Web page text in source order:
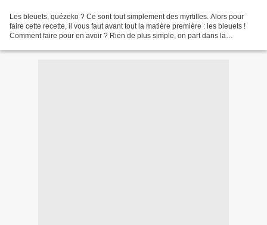
Les bleuets, quézeko ? Ce sont tout simplement des myrtilles. Alors pour
faire cette recette, il vous faut avant tout la matière première : les bleuets !
Comment faire pour en avoir ? Rien de plus simple, on part dans la